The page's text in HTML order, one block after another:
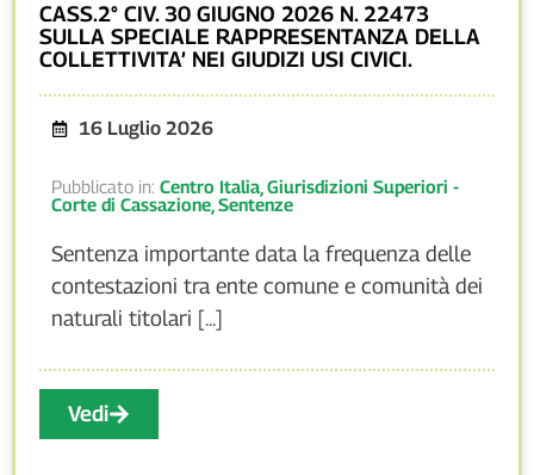
CASS.2° CIV. 30 GIUGNO 2026 N. 22473
SULLA SPECIALE RAPPRESENTANZA DELLA
COLLETTIVITA’ NEI GIUDIZI USI CIVICI.
16 Luglio 2026
Pubblicato in: Centro Italia, Giurisdizioni Superiori -
Corte di Cassazione, Sentenze
Sentenza importante data la frequenza delle
contestazioni tra ente comune e comunità dei
naturali titolari [...]
Vedi